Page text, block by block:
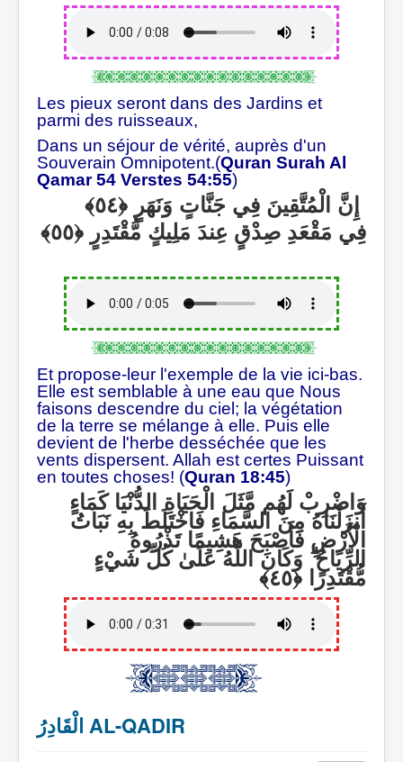
Les pieux seront dans des Jardins et
parmi des ruisseaux,
Dans un séjour de vérité, auprès d'un
Souverain Omnipotent.(Quran Surah Al
Qamar 54 Verstes 54:55)
إِنَّ الْمُتَّقِينَ فِي جَنَّاتٍ وَنَهَرٍ
فِي مَقْعَدِ صِدْقٍ عِندَ مَلِيكٍ مُّقْتَدِرٍ
Et propose-leur l'exemple de la vie ici-bas.
Elle est semblable à une eau que Nous
faisons descendre du ciel; la végétation
de la terre se mélange à elle. Puis elle
devient de l'herbe desséchée que les
vents dispersent. Allah est certes Puissant
en toutes choses! (Quran 18:45)
وَاضْرِبْ لَهُم مَّثَلَ الْحَيَاةِ الدُّنْيَا كَمَاءٍ
أَنزَلْنَاهُ مِنَ السَّمَاءِ فَاخْتَلَطَ بِهِ نَبَاتُ
الْأَرْضِ فَأَصْبَحَ هَشِيمًا تَذْرُوهُ
الرِّيَاحُۗ وَكَانَ اللَّهُ عَلَىٰ كُلِّ شَيْءٍ
مُّقْتَدِرًا
الْقَادِرُ AL-QADIR